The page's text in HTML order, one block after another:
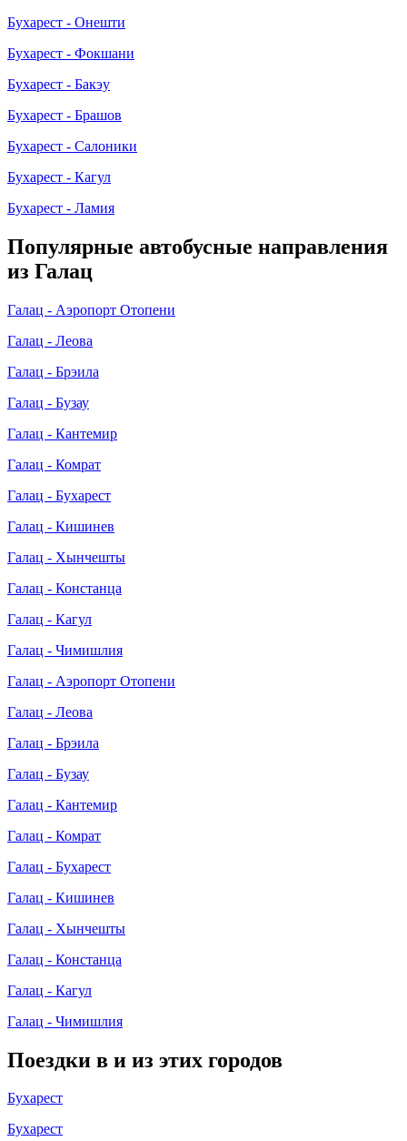
Бухарест - Онешти
Бухарест - Фокшани
Бухарест - Бакэу
Бухарест - Брашов
Бухарест - Салоники
Бухарест - Кагул
Бухарест - Ламия
Популярные автобусные направления
из Галац
Галац - Аэропорт Отопени
Галац - Леова
Галац - Брэила
Галац - Бузау
Галац - Кантемир
Галац - Комрат
Галац - Бухарест
Галац - Кишинев
Галац - Хынчешты
Галац - Констанца
Галац - Кагул
Галац - Чимишлия
Галац - Аэропорт Отопени
Галац - Леова
Галац - Брэила
Галац - Бузау
Галац - Кантемир
Галац - Комрат
Галац - Бухарест
Галац - Кишинев
Галац - Хынчешты
Галац - Констанца
Галац - Кагул
Галац - Чимишлия
Поездки в и из этих городов
Бухарест
Бухарест